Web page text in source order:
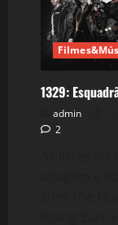
1329:
admin
2